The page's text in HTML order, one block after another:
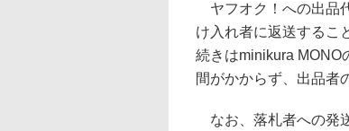
ヤフオク！への出品
け入れ者に返送するこ
続きはminikura MONO
間がかからず、出品者
なお、落札者への発